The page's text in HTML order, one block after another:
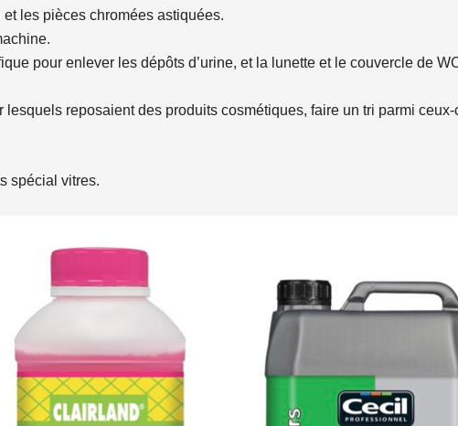
les pièces chromées astiquées.
pour enlever les dépôts d’urine, et la lunette et le couvercle de
reposaient des produits cosmétiques, faire un tri parmi
spécial vitres.